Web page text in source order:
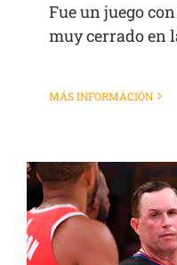
Fue un juego
muy cerrado en
MÁS INFORMACIÓN